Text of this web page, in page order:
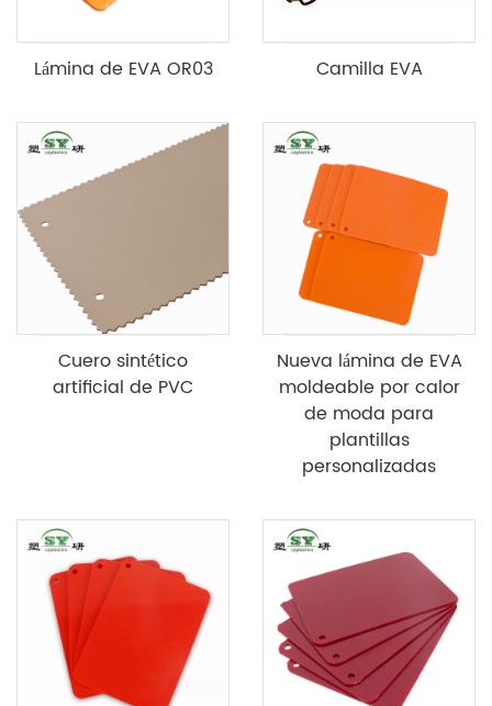
Lámina de EVA OR03 Camilla EVA
Cuero sintético
artificial de PVC
Nueva lámina de EVA
moldeable por calor
de moda para
plantillas
personalizadas